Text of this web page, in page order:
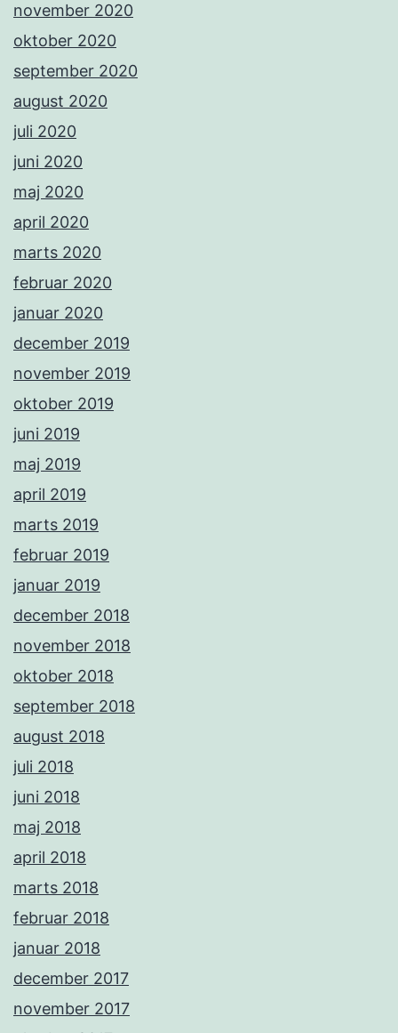
november 2020
oktober 2020
september 2020
august 2020
juli 2020
juni 2020
maj 2020
april 2020
marts 2020
februar 2020
januar 2020
december 2019
november 2019
oktober 2019
juni 2019
maj 2019
april 2019
marts 2019
februar 2019
januar 2019
december 2018
november 2018
oktober 2018
september 2018
august 2018
juli 2018
juni 2018
maj 2018
april 2018
marts 2018
februar 2018
januar 2018
december 2017
november 2017